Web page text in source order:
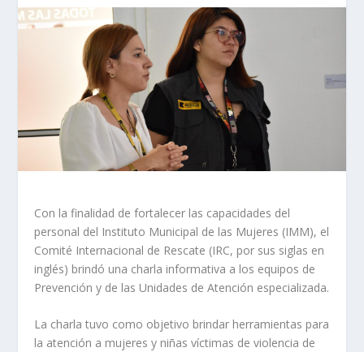
Con la finalidad de fortalecer las capacidades del
personal del Instituto Municipal de las Mujeres (IMM), el
Comité Internacional de Rescate (IRC, por sus siglas en
inglés) brindó una charla informativa a los equipos de
Prevención y de las Unidades de Atención especializada.
La charla tuvo como objetivo brindar herramientas para
la atención a mujeres y niñas víctimas de violencia de